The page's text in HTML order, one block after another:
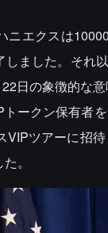
エクスは
ました。そ
日の象徴的な
ークン保有者
ツアーに招
。